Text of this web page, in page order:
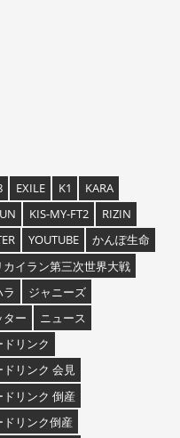
EXILE K1
KARA
KIS-MY-FT2
RIZIN
YOUTUBE
かんぽ生命
カイラン第三次世界大戦
ジャニーズ
ター
ニュース
ドリンク
ドリンク 会見
ドリンク 倒産
ドリンク倒産